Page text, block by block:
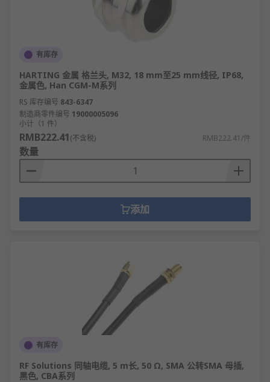
有库存
HARTING 金属 格兰头, M32, 18 mm至25 mm线径, IP68,
金属色, Han CGM-M系列
RS 库存编号 843-6347
制造商零件编号 19000005096
小计（1 件）
RMB222.41(不含税) RMB222.41/件
数量
添加
有库存
RF Solutions 同轴电缆, 5 m长, 50 Ω, SMA 公转SMA 母插,
黑色, CBA系列